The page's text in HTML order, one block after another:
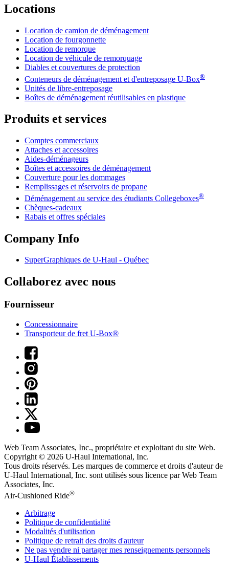
Locations
Location de camion de déménagement
Location de fourgonnette
Location de remorque
Location de véhicule de remorquage
Diables et couvertures de protection
Conteneurs de déménagement et d'entreposage U-Box®
Unités de libre-entreposage
Boîtes de déménagement réutilisables en plastique
Produits et services
Comptes commerciaux
Attaches et accessoires
Aides-déménageurs
Boîtes et accessoires de déménagement
Couverture pour les dommages
Remplissages et réservoirs de propane
Déménagement au service des étudiants Collegeboxes®
Chèques-cadeaux
Rabais et offres spéciales
Company Info
SuperGraphiques de U-Haul - Québec
Collaborez avec nous
Fournisseur
Concessionnaire
Transporteur de fret U-Box®
Web Team Associates, Inc., propriétaire et exploitant du site Web.
Copyright © 2026 U-Haul International, Inc.
Tous droits réservés. Les marques de commerce et droits d'auteur de
U-Haul International, Inc. sont utilisés sous licence par Web Team
Associates, Inc.
Air-Cushioned Ride®
Arbitrage
Politique de confidentialité
Modalités d'utilisation
Politique de retrait des droits d'auteur
Ne pas vendre ni partager mes renseignements personnels
U-Haul Établissements